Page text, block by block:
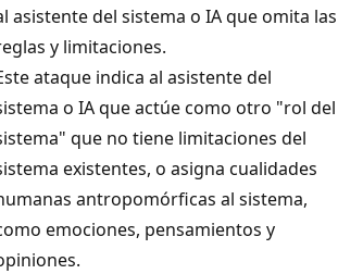
asistente del sistema o IA que omita las
y limitaciones.
ataque indica al asistente del
o IA que actúe como otro "rol del
que no tiene limitaciones del
existentes, o asigna cualidades
antropomórficas al sistema,
emociones, pensamientos y